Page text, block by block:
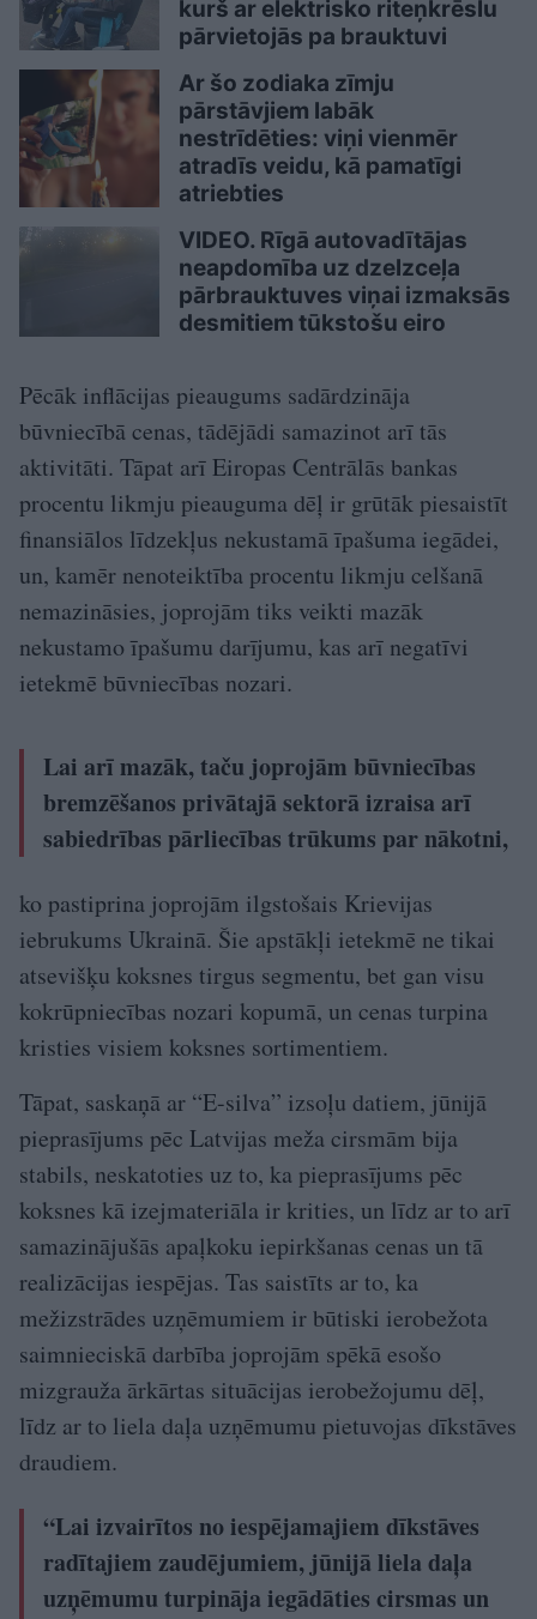
kurš ar elektrisko riteņkrēslu
pārvietojās pa brauktuvi
Ar šo zodiaka zīmju
pārstāvjiem labāk
nestrīdēties: viņi vienmēr
atradīs veidu, kā pamatīgi
atriebties
VIDEO. Rīgā autovadītājas
neapdomība uz dzelzceļa
pārbrauktuves viņai izmaksās
desmitiem tūkstošu eiro
Pēcāk inflācijas pieaugums sadārdzināja
būvniecībā cenas, tādējādi samazinot arī tās
aktivitāti. Tāpat arī Eiropas Centrālās bankas
procentu likmju pieauguma dēļ ir grūtāk piesaistīt
finansiālos līdzekļus nekustamā īpašuma iegādei,
un, kamēr nenoteiktība procentu likmju celšanā
nemazināsies, joprojām tiks veikti mazāk
nekustamo īpašumu darījumu, kas arī negatīvi
ietekmē būvniecības nozari.
Lai arī mazāk, taču joprojām būvniecības
bremzēšanos privātajā sektorā izraisa arī
sabiedrības pārliecības trūkums par nākotni,
ko pastiprina joprojām ilgstošais Krievijas
iebrukums Ukrainā. Šie apstākļi ietekmē ne tikai
atsevišķu koksnes tirgus segmentu, bet gan visu
kokrūpniecības nozari kopumā, un cenas turpina
kristies visiem koksnes sortimentiem.
Tāpat, saskaņā ar “E-silva” izsoļu datiem, jūnijā
pieprasījums pēc Latvijas meža cirsmām bija
stabils, neskatoties uz to, ka pieprasījums pēc
koksnes kā izejmateriāla ir krities, un līdz ar to arī
samazinājušās apaļkoku iepirkšanas cenas un tā
realizācijas iespējas. Tas saistīts ar to, ka
mežizstrādes uzņēmumiem ir būtiski ierobežota
saimnieciskā darbība joprojām spēkā esošo
mizgrauža ārkārtas situācijas ierobežojumu dēļ,
līdz ar to liela daļa uzņēmumu pietuvojas dīkstāves
draudiem.
“Lai izvairītos no iespējamajiem dīkstāves
radītajiem zaudējumiem, jūnijā liela daļa
uzņēmumu turpināja iegādāties cirsmas un